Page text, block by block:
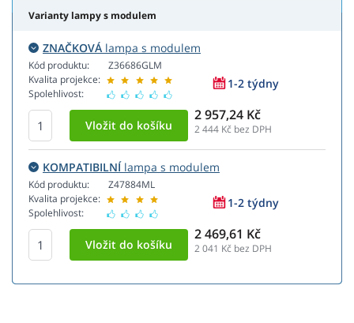
Varianty lampy s modulem
ZNAČKOVÁ lampa s modulem
Kód produktu:
Kvalita projekce:
Spolehlivost:
Z36686GLM
1-2 týdny
2 957,24 Kč
2 444 Kč bez DPH
KOMPATIBILNÍlampa s modulem
Kód produktu:
Kvalita projekce:
Spolehlivost:
Z47884ML
1-2 týdny
2 469,61 Kč
2 041 Kč bez DPH